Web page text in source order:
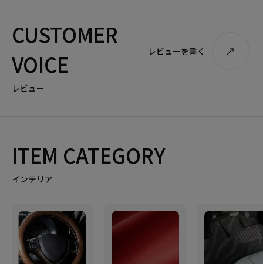
CUSTOMER
VOICE
レビュー
レビューを書く
ITEM CATEGORY
インテリア